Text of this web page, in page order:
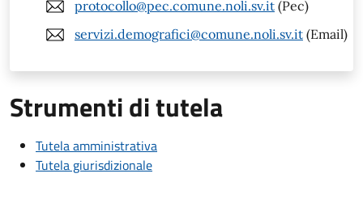
protocollo@pec.comune.noli.sv.it (Pec)
servizi.demografici@comune.noli.sv.it (Email)
Strumenti di tutela
Tutela amministrativa
Tutela giurisdizionale